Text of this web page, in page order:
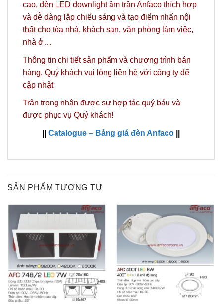
cao, đèn LED downlight âm trần Anfaco thích hợp
và dễ dàng lắp chiếu sáng và tạo điểm nhấn nội
thất cho tòa nhà, khách sạn, văn phòng làm việc,
nhà ở…
Thông tin chi tiết sản phẩm và chương trình bán
hàng, Quý khách vui lòng liên hệ với công ty để
cập nhật
Trân trọng nhận được sự hợp tác quý báu và
được phục vụ Quý khách!
Catalogue – Bảng giá đèn Anfaco
SẢN PHẨM TƯƠNG TỰ